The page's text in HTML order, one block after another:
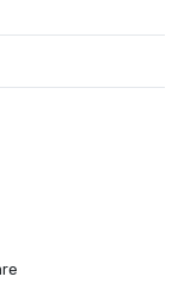
cu potențial